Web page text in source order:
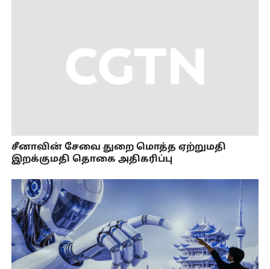
சீனாவின் சேவை துறை மொத்த ஏற்றுமதி
இறக்குமதி தொகை அதிகரிப்பு